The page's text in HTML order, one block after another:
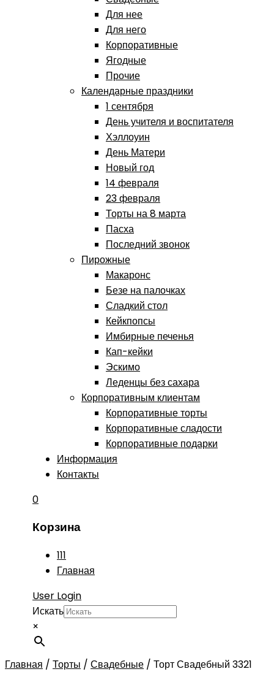
Для нее
Для него
Корпоративные
Ягодные
Прочие
Календарные праздники
1 сентября
День учителя и воспитателя
Хэллоуин
День Матери
Новый год
14 февраля
23 февраля
Торты на 8 марта
Пасха
Последний звонок
Пирожные
Макаронс
Безе на палочках
Сладкий стол
Кейкпопсы
Имбирные печенья
Кап-кейки
Эскимо
Леденцы без сахара
Корпоративным клиентам
Корпоративные торты
Корпоративные сладости
Корпоративные подарки
Информация
Контакты
0
Корзина
111
Главная
User Login
Искать
×
Главная / Торты / Свадебные / Торт Свадебный 3321